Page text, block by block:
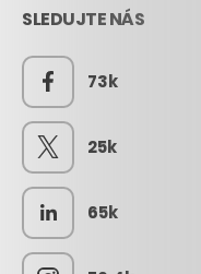
SLEDUJTE NÁS
73k
25k
65k